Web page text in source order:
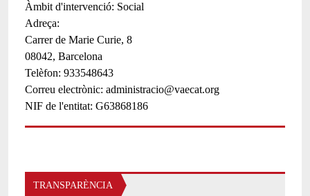
Àmbit d'intervenció Social
Adreça:
Carrer de Marie Curie, 8
08042, Barcelona
Telèfon 933548643
Correu electrònic administracio@vaecat.org
NIF de l'entitat G63868186
TRANSPARÈNCIA